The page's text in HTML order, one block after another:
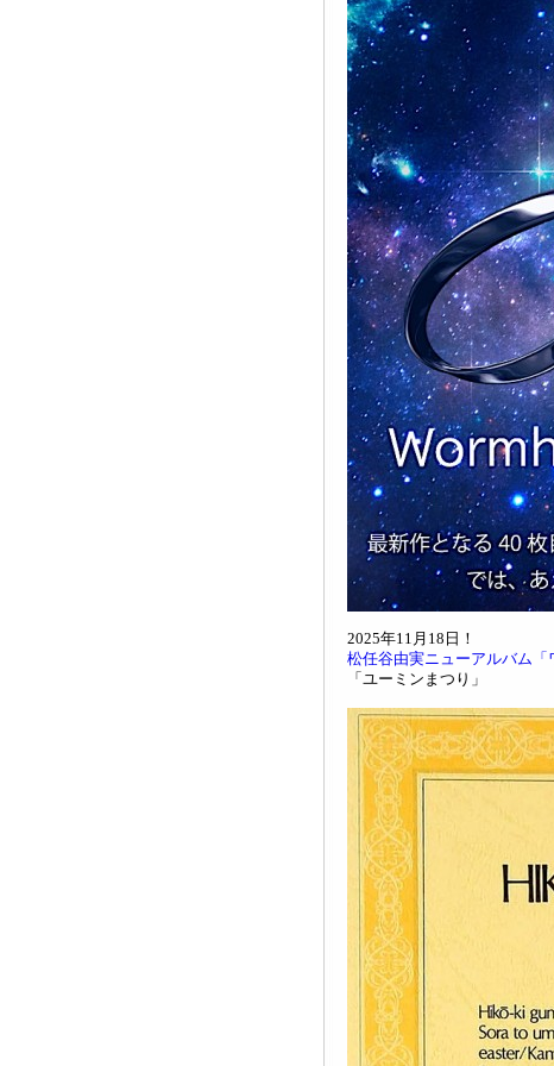
2025年11月18日！
松任谷由実ニューアルバム「
「ユーミンまつり」